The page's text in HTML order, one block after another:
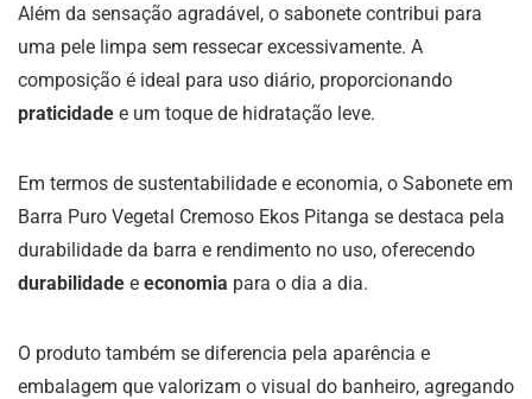
Além da sensação agradável, o sabonete contribui para
uma pele limpa sem ressecar excessivamente. A
composição é ideal para uso diário, proporcionando
praticidade e um toque de hidratação leve.
Em termos de sustentabilidade e economia, o Sabonete em
Barra Puro Vegetal Cremoso Ekos Pitanga se destaca pela
durabilidade da barra e rendimento no uso, oferecendo
durabilidade e economia para o dia a dia.
O produto também se diferencia pela aparência e
embalagem que valorizam o visual do banheiro, agregando